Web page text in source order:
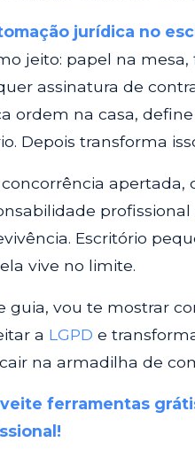
jurídica no
jeito: papel na
assinatura de
ordem na casa,
Depois transforma
Escritório
vive no limite.
guia, vou te mostrar
a LGPD e
na armadilha de
ferramentas